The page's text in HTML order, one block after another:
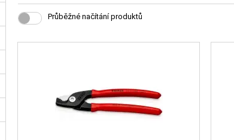
Průběžné načítání produktů